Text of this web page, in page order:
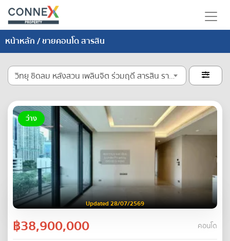
หน้าหลัก/ ขายคอนโด สารสิน
วิทยุ ชิดลม หลังสวน เพลินจิต ร่วมฤดี สารสิน ราชดำริ ลุมพินี 
ว่าง
Updated 28/07/2569
฿38,900,000 คอนโด